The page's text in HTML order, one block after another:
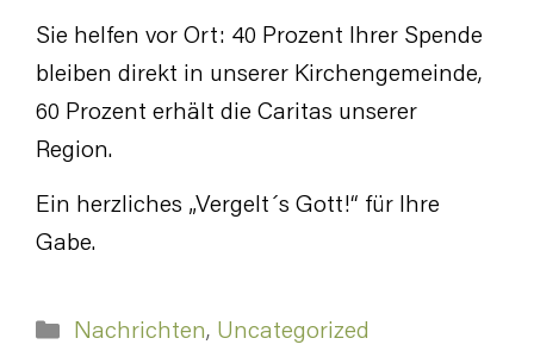
Sie helfen vor Ort: 40 Prozent Ihrer Spende
bleiben direkt in unserer Kirchengemeinde,
60 Prozent erhält die Caritas unserer
Region.
Ein herzliches „Vergelt´s Gott!“ für Ihre
Gabe.
Kategorien
Nachrichten, Uncategorized